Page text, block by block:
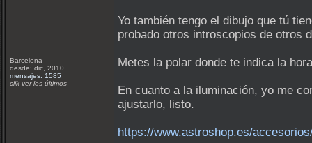
Barcelona
desde: dic, 2010
mensajes: 1585
clik ver los últimos
Yo también tengo el dibujo que tú
probado otros introscopios de otros
Metes la polar donde te indica la
En cuanto a la iluminación, yo me
ajustarlo, listo.
https://www.astroshop.es/